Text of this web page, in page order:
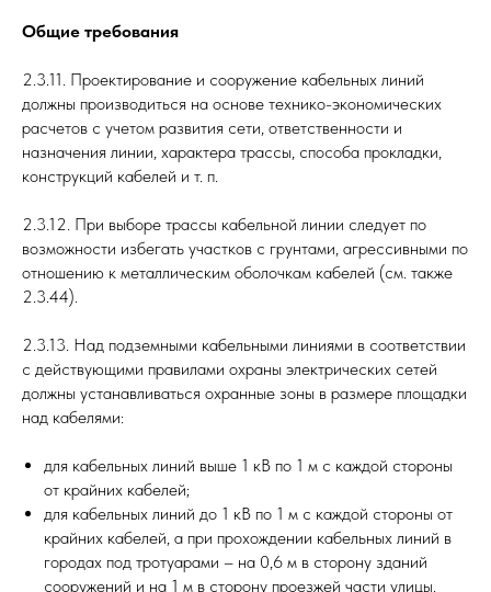
Общие требования
2.3.11. Проектирование и сооружение кабельных линий
должны производиться на основе технико-экономических
расчетов с учетом развития сети, ответственности и
назначения линии, характера трассы, способа прокладки,
конструкций кабелей и т. п.
2.3.12. При выборе трассы кабельной линии следует по
возможности избегать участков с грунтами, агрессивными по
отношению к металлическим оболочкам кабелей (см. также
2.3.44).
2.3.13. Над подземными кабельными линиями в соответствии
с действующими правилами охраны электрических сетей
должны устанавливаться охранные зоны в размере площадки
над кабелями:
для кабельных линий выше 1 кВ по 1 м с каждой стороны
от крайних кабелей;
для кабельных линий до 1 кВ по 1 м с каждой стороны от
крайних кабелей, а при прохождении кабельных линий в
городах под тротуарами – на 0,6 м в сторону зданий
сооружений и на 1 м в сторону проезжей части улицы.